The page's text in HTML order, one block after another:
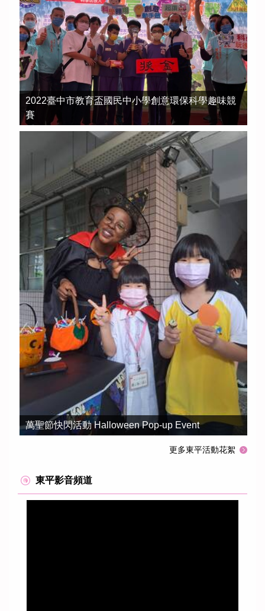
2022臺中市教育盃國民中小學創意環保科學趣味競
賽
萬聖節快閃活動 Halloween Pop-up Event
更多東平活動花絮
東平影音頻道